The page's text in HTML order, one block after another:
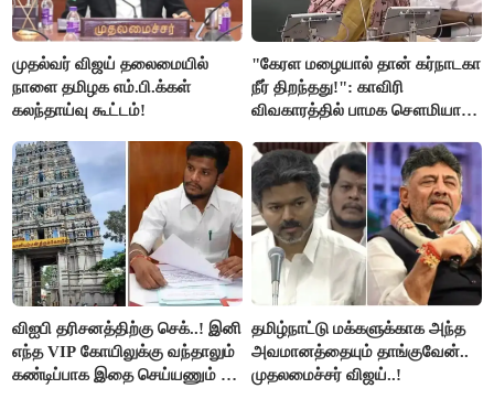
முதல்வர் விஜய் தலைமையில்
நாளை தமிழக எம்.பி.க்கள்
கலந்தாய்வு கூட்டம்!
"கேரள மழையால் தான் கர்நாடகா
நீர் திறந்தது!": காவிரி
விவகாரத்தில் பாமக சௌமியா
விஐபி தரிசனத்திற்கு செக்..! இனி
எந்த VIP கோயிலுக்கு வந்தாலும்
கண்டிப்பாக இதை செய்யணும் -
தமிழ்நாட்டு மக்களுக்காக அந்த
அவமானத்தையும் தாங்குவேன்..
முதலமைச்சர் விஜய்..!